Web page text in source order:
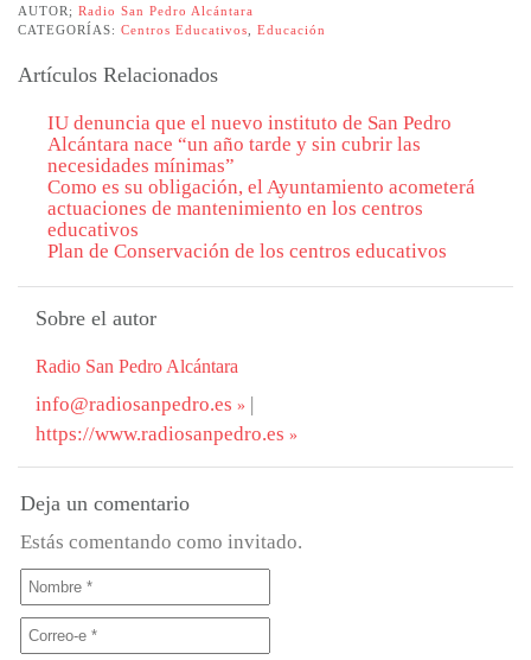
AUTOR; Radio San Pedro Alcántara
CATEGORÍAS: Centros Educativos Educación
Artículos Relacionados
IU denuncia que el nuevo instituto de San Pedro
Alcántara nace “un año tarde y sin cubrir las
necesidades mínimas”
Como es su obligación, el Ayuntamiento acometerá
actuaciones de mantenimiento en los centros
educativos
Plan de Conservación de los centros educativos
Sobre el autor
Radio San Pedro Alcántara
info@radiosanpedro.es
|
https://www.radiosanpedro.es
Deja un comentario
Estás comentando como invitado.